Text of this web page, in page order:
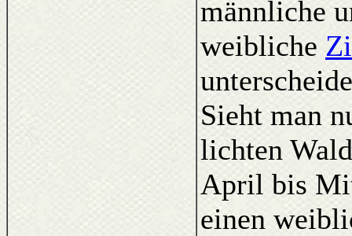
männliche
weibliche
Sieht man
lichten
April bis
einen